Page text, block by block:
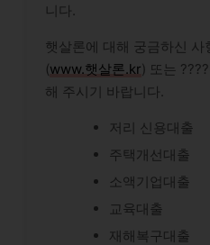
니다.
햇살론에 대해 궁금하신 사
(www.햇살론.kr) 또는
해 주시기 바랍니다.
저리 신용대출
주택개선대출
소액기업대출
교육대출
재해복구대출